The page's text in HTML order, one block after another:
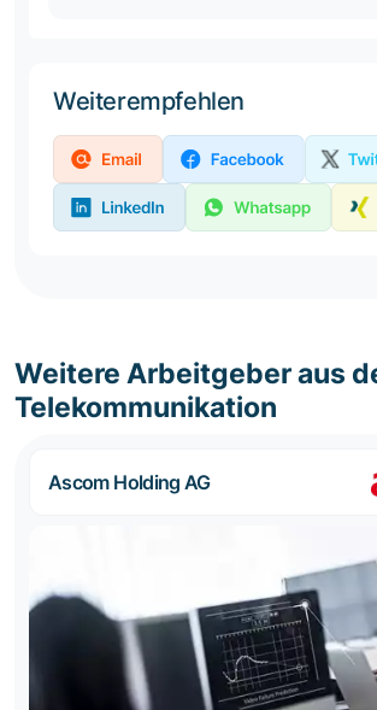
Weiterempfehlen
Weitere Arbeitgeber aus
Telekommunikation
Ascom Holding AG